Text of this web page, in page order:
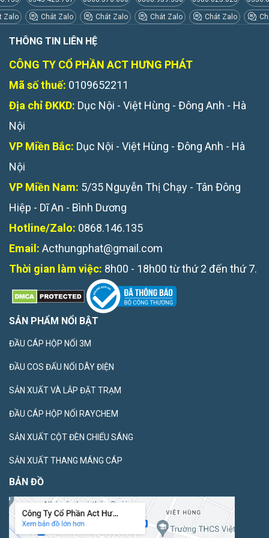
Zalo Chát Zalo Chát Zalo Chát Zalo Chát Zalo
THÔNG TIN LIÊN HỆ
CÔNG TY CỔ PHẦN ACT HƯNG PHÁT
Mã số thuế: 0109652211
Địa chỉ ĐKKD: Dục Nội - Việt Hùng - Đông Anh - Hà
Nội
VP Miền Bắc: Dục Nội - Việt Hùng - Đông Anh - Hà
Nội
VP Miền Nam: 5/35 Nguyễn Thị Chạy - Tân Đông
Hiệp - Dĩ An - Bình Dương
Hotline/Zalo: 0868.146.135
Email: Acthungphat@gmail.com
Thời gian làm việc: 8h00 - 18h00 từ thứ 2 đến thứ 7.
SẢN PHẨM NỔI BẬT
ĐẦU CÁP HỘP NỐI 3M
ĐẦU COS ĐẤU NỐI DÂY ĐIỆN
SẢN XUẤT VÀ LẮP ĐẶT TRẠM
ĐẦU CÁP HỘP NỐI RAYCHEM
SẢN XUẤT CỘT ĐÈN CHIẾU SÁNG
SẢN XUẤT THANG MÁNG CÁP
BẢN ĐỒ